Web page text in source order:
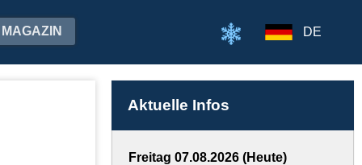
MAGAZIN DE
Aktuelle Infos
Freitag 07.08.2026 (Heute)